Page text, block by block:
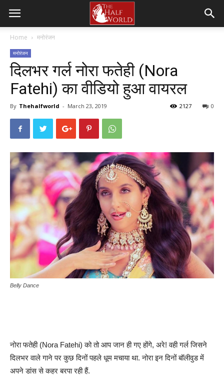
Home मनोरंजन
मनोरंजन
दिलभर गर्ल नोरा फतेही (Nora
Fatehi) का वीडियो हुआ वायरल
By Thehalfworld - March 23, 2019 0
2127
Belly Dance
नोरा फतेही (Nora Fatehi) को तो आप जान ही गए होंगे, अरे! वही गर्ल जिसने
दिलभर वाले गाने पर कुछ दिनों पहले धूम मचाया था. नोरा इन दिनों बॉलीवुड में
अपने डांस से कहर बरपा रही हैं.